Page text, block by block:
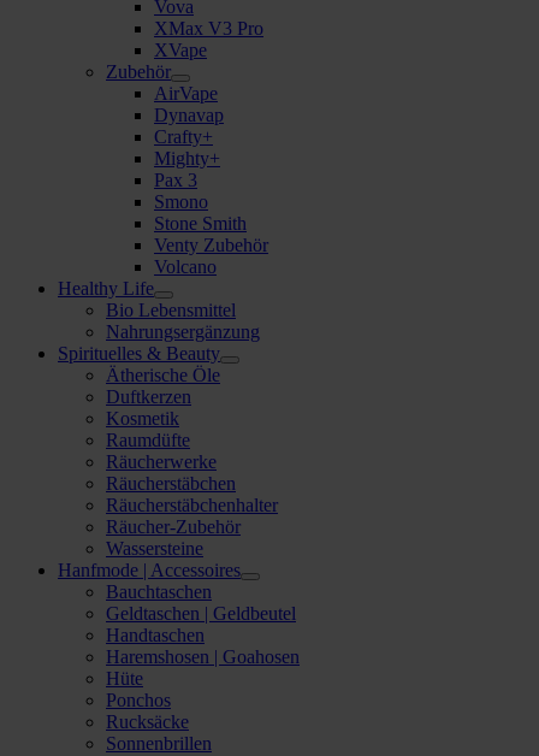
Vova
XMax V3 Pro
XVape
Zubehör
AirVape
Dynavap
Crafty+
Mighty+
Pax 3
Smono
Stone Smith
Venty Zubehör
Volcano
Healthy Life
Bio Lebensmittel
Nahrungsergänzung
Spirituelles & Beauty
Ätherische Öle
Duftkerzen
Kosmetik
Raumdüfte
Räucherwerke
Räucherstäbchen
Räucherstäbchenhalter
Räucher-Zubehör
Wassersteine
Hanfmode | Accessoires
Bauchtaschen
Geldtaschen | Geldbeutel
Handtaschen
Haremshosen | Goahosen
Hüte
Ponchos
Rucksäcke
Sonnenbrillen